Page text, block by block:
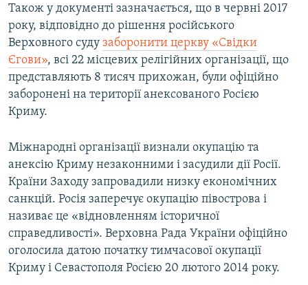
Також у документі зазначається, що в червні 2017
року, відповідно до рішення російського
Верховного суду заборонити церкву «Свідки
Єгови», всі 22 місцевих релігійних організації, що
представляють 8 тисяч прихожан, були офіційно
заборонені на території анексованого Росією
Криму.
Міжнародні організації визнали окупацію та
анексію Криму незаконними і засудили дії Росії.
Країни Заходу запровадили низку економічних
санкцій. Росія заперечує окупацію півострова і
називає це «відновленням історичної
справедливості». Верховна Рада України офіційно
оголосила датою початку тимчасової окупації
Криму і Севастополя Росією 20 лютого 2014 року.